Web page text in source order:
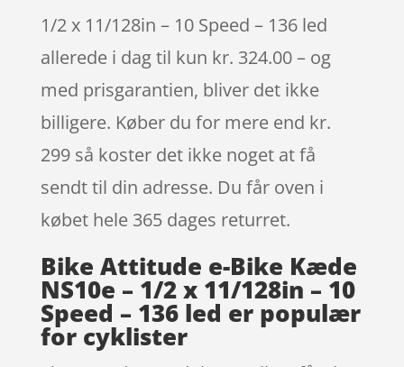
1/2 x 11/128in – 10 Speed – 136 led
allerede i dag til kun kr. 324.00 – og
med prisgarantien, bliver det ikke
billigere. Køber du for mere end kr.
299 så koster det ikke noget at få
sendt til din adresse. Du får oven i
købet hele 365 dages returret.
Bike Attitude e-Bike Kæde
NS10e – 1/2 x 11/128in – 10
Speed – 136 led er populær
for cyklister